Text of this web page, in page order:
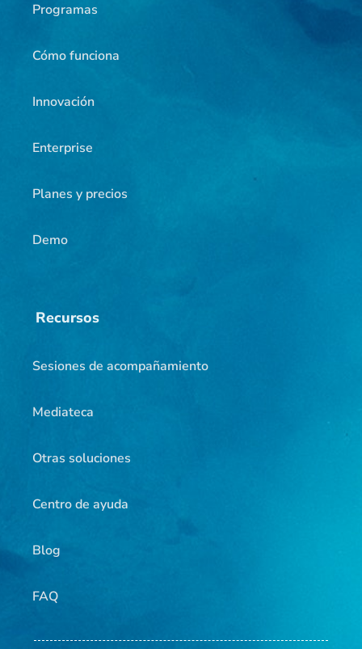
Programas
Cómo funciona
Innovación
Enterprise
Planes y precios
Demo
Recursos
Sesiones de acompañamiento
Mediateca
Otras soluciones
Centro de ayuda
Blog
FAQ